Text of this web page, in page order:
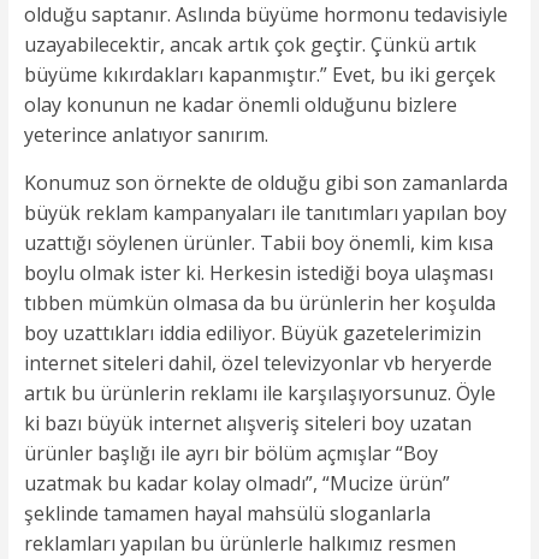
olduğu saptanır. Aslında büyüme hormonu tedavisiyle
uzayabilecektir, ancak artık çok geçtir. Çünkü artık
büyüme kıkırdakları kapanmıştır.” Evet, bu iki gerçek
olay konunun ne kadar önemli olduğunu bizlere
yeterince anlatıyor sanırım.
Konumuz son örnekte de olduğu gibi son zamanlarda
büyük reklam kampanyaları ile tanıtımları yapılan boy
uzattığı söylenen ürünler. Tabii boy önemli, kim kısa
boylu olmak ister ki. Herkesin istediği boya ulaşması
tıbben mümkün olmasa da bu ürünlerin her koşulda
boy uzattıkları iddia ediliyor. Büyük gazetelerimizin
internet siteleri dahil, özel televizyonlar vb heryerde
artık bu ürünlerin reklamı ile karşılaşıyorsunuz. Öyle
ki bazı büyük internet alışveriş siteleri boy uzatan
ürünler başlığı ile ayrı bir bölüm açmışlar “Boy
uzatmak bu kadar kolay olmadı”, “Mucize ürün”
şeklinde tamamen hayal mahsülü sloganlarla
reklamları yapılan bu ürünlerle halkımız resmen